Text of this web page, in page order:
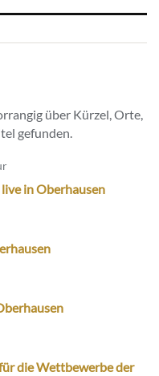
über Kürzel, Orte,
gefunden.
in Oberhausen
die Wettbewerbe der